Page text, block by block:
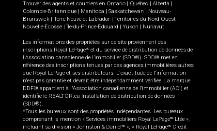
Trouver des agents et courtiers en Ontario Québec Alberta
Colombie-Britannique
Manitoba Saskatchewan
Nouveau-
Brunswick
Terre-Neuve-et-Labrador Territoires du Nord-Ouest
Nouvelle-Écosse
Île-du-Prince-Édouard Yukon Nunavut
Les informations des propriétés sur ce site proviennent des
inscriptions Royal LePageMD et du service de distribution de données de
l'Association canadienne de l’immobilier (SDD®). SDD® met en
référence des inscriptions tenues par des agences immobilières autres
que Royal LePage et ses distributeurs. L'exactitude de l'information
n'est pas garantie et devrait être indépendamment vérifiée. La marque
DDF® appartient à l'Association canadienne de l’immobilier (ACI) et
identifie le REALTOR.ca Installation de distribution de données
(SDD®).
*Tous les bureaux sont des propriétés indépendantes. Les bureaux
comprenant la mention « Services immobiliers Royal LePageMD
Ltée »,
incluant sa division « Johnston & Daniel MD », « Royal LePageMD
Credit